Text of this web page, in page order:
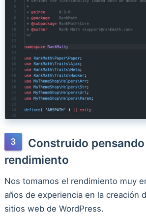
Construido pensando
rendimiento
Nos tomamos el rendimiento muy
años de experiencia en la creación
sitios web de WordPress.